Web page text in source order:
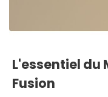
L'essentiel du
Fusion